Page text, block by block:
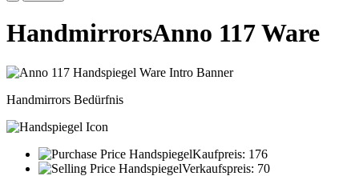
HandmirrorsAnno 117 Ware
Handmirrors Bedürfnis
Kaufpreis: 176
Verkaufspreis: 70